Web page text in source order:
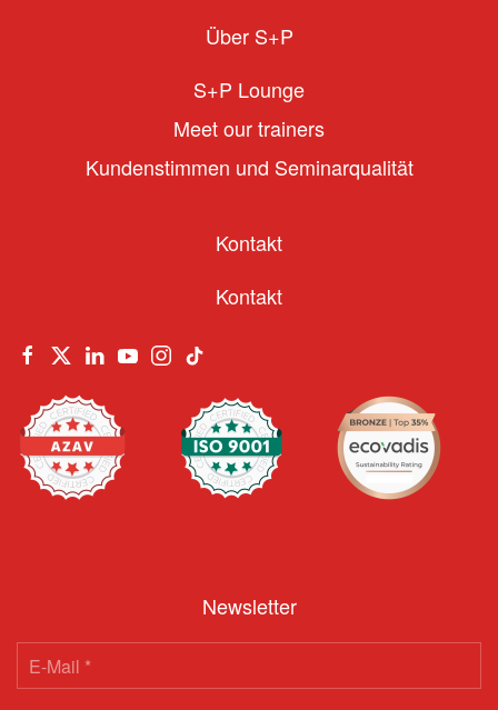
Über S+P
S+P Lounge
Meet our trainers
Kundenstimmen und Seminarqualität
Kontakt
Kontakt
Newsletter